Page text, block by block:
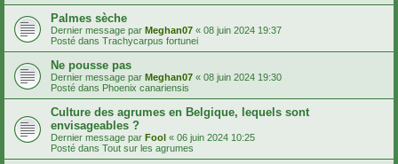
Palmes sèche
Dernier message par Meghan07 « 08 juin 2024 19:37
Posté dans Trachycarpus fortunei
Ne pousse pas
Dernier message par Meghan07 « 08 juin 2024 19:30
Posté dans Phoenix canariensis
Culture des agrumes en Belgique, lequels sont
envisageables ?
Dernier message par Fool « 06 juin 2024 10:25
Posté dans Tout sur les agrumes